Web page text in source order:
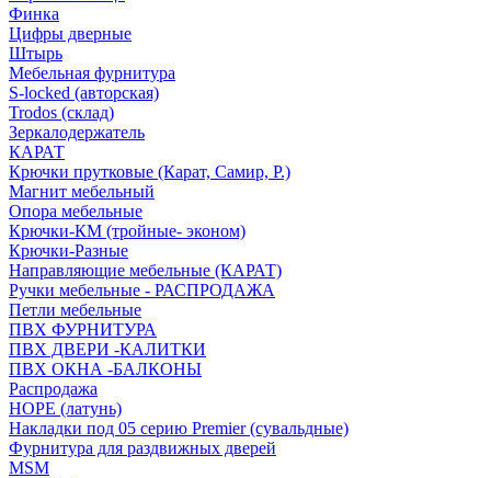
Финка
Цифры дверные
Штырь
Мебельная фурнитура
S-locked (авторская)
Trodos (склад)
Зеркалодержатель
КАРАТ
Крючки прутковые (Карат, Самир, Р.)
Магнит мебельный
Опора мебельные
Крючки-КМ (тройные- эконом)
Крючки-Разные
Направляющие мебельные (КАРАТ)
Ручки мебельные - РАСПРОДАЖА
Петли мебельные
ПВХ ФУРНИТУРА
ПВХ ДВЕРИ -КАЛИТКИ
ПВХ ОКНА -БАЛКОНЫ
Распродажа
HOPE (латунь)
Накладки под 05 серию Premier (сувальдные)
Фурнитура для раздвижных дверей
MSM